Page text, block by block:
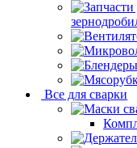
Все для сварки